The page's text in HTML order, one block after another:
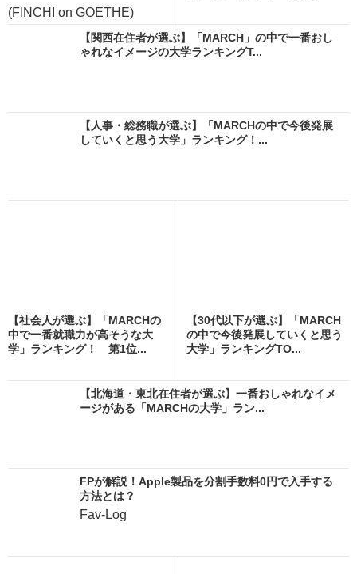
(FINCHI on GOETHE)
【関西在住者が選ぶ】「MARCH」の中で一番おし
ゃれなイメージの大学ランキングT...
【人事・総務職が選ぶ】「MARCHの中で今後発展
していくと思う大学」ランキング！...
【社会人が選ぶ】「MARCHの
中で一番就職力が高そうな大
学」ランキング！ 第1位...
【30代以下が選ぶ】「MARCH
の中で今後発展していくと思う
大学」ランキングTO...
【北海道・東北在住者が選ぶ】一番おしゃれなイメ
ージがある「MARCHの大学」ラン...
FPが解説！Apple製品を分割手数料0円で入手する
方法とは？
Fav-Log